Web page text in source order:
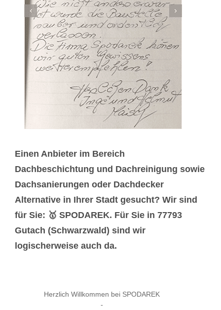
Einen Anbieter im Bereich
Dachbeschichtung und Dachreinigung sowie
Dachsanierungen oder Dachdecker
Alternative in Ihrer Stadt gesucht? Wir sind
für Sie: 🥇 SPODAREK. Für Sie in 77793
Gutach (Schwarzwald) sind wir
logischerweise auch da.
Herzlich Willkommen bei SPODAREK
-